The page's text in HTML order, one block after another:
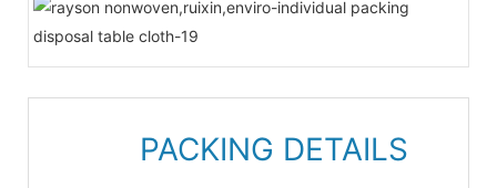
PACKING DETAILS